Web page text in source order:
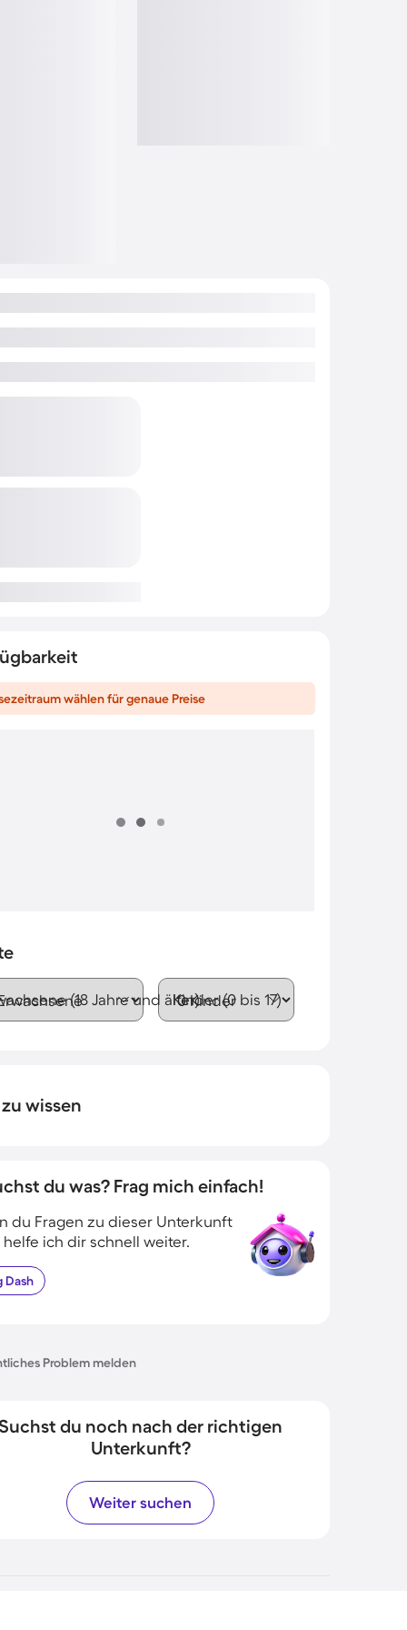
wählen für genaue Preise
(18 Jahre und älter)Kinder (0 bis 17)
wissen
du was? Frag mich einfach!
du Fragen zu dieser Unterkunft
helfe ich dir schnell weiter.
Dash
Problem melden
du noch nach der richtigen
Unterkunft?
Weiter suchen